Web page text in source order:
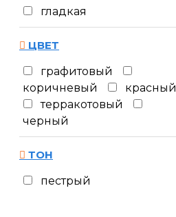
гладкая
ЦВЕТ
графитовый
коричневый
красный
терракотовый
черный
ТОН
пестрый